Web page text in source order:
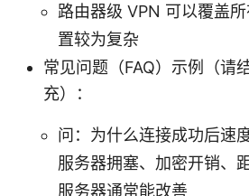
路由器级 VPN 可以覆盖
置较为复杂
常见问题（FAQ）示例（请
充）：
问：为什么连接成功后速
服务器拥塞、加密开销、
服务器通常能改善